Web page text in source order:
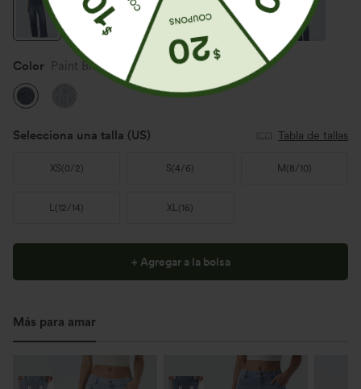
Color Paint Blue Denim
Selecciona una talla (US) Tabla de tallas
XS(0/2) S(4/6) M (8/10)
L(12/14) XL(16)
+ Agregar a la bolsa
Más para amar